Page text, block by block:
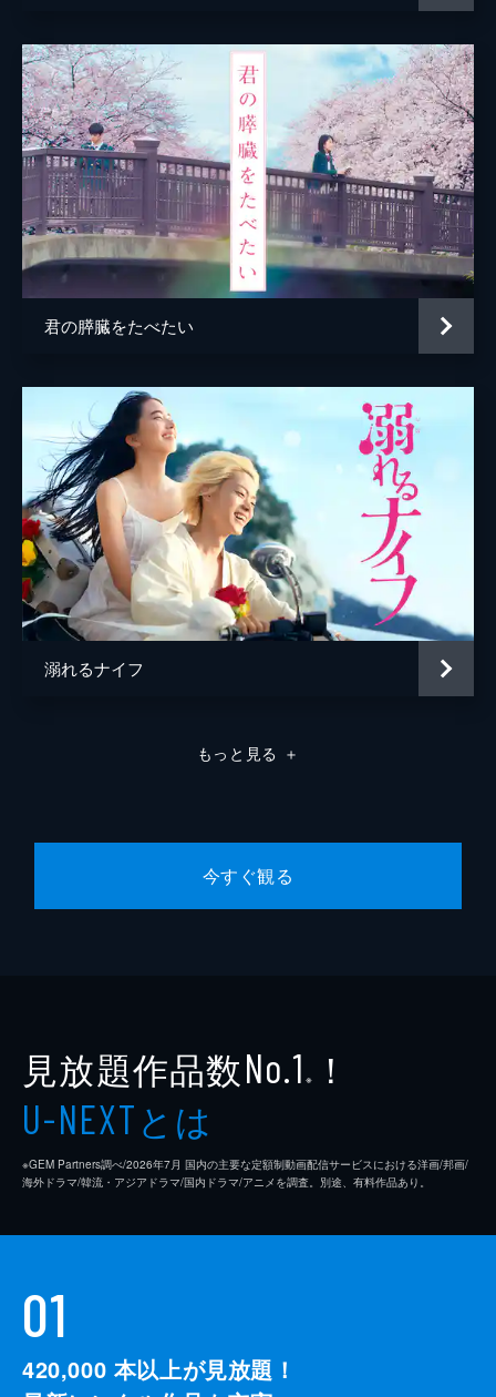
片寄涼太
南出凌嘉
植原星空
稲垣来泉
中野翠咲
小倉一郎
吉岡睦雄
高橋里恩
声の出演 古舘伊知郎
監督
脚本
音楽 亀田誠治
君の膵臓をたべたい
溺れるナイフ
もっと見る ＋
今すぐ観る
見放題作品数No.1 ※ ！
U-NEXTとは
※GEM Partners調べ/2026年7⽉ 国内の主要な定額制動画配信サービスにおける洋画/邦画/
海外ドラマ/韓流・アジアドラマ/国内ドラマ/アニメを調査。別途、有料作品あり。
01
420,000 本以上が見放題！